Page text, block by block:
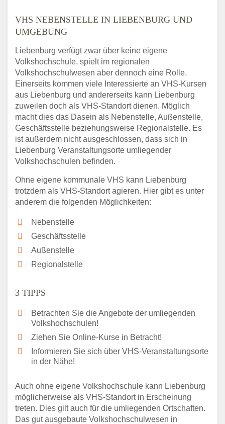
VHS NEBENSTELLE IN LIEBENBURG UND
UMGEBUNG
Liebenburg verfügt zwar über keine eigene
Volkshochschule, spielt im regionalen
Volkshochschulwesen aber dennoch eine Rolle.
Einerseits kommen viele Interessierte an VHS-Kursen
aus Liebenburg und andererseits kann Liebenburg
zuweilen doch als VHS-Standort dienen. Möglich
macht dies das Dasein als Nebenstelle, Außenstelle,
Geschäftsstelle beziehungsweise Regionalstelle. Es
ist außerdem nicht ausgeschlossen, dass sich in
Liebenburg Veranstaltungsorte umliegender
Volkshochschulen befinden.
Ohne eigene kommunale VHS kann Liebenburg
trotzdem als VHS-Standort agieren. Hier gibt es unter
anderem die folgenden Möglichkeiten:
Nebenstelle
Geschäftsstelle
Außenstelle
Regionalstelle
3 TIPPS
Betrachten Sie die Angebote der umliegenden
Volkshochschulen!
Ziehen Sie Online-Kurse in Betracht!
Informieren Sie sich über VHS-Veranstaltungsorte
in der Nähe!
Auch ohne eigene Volkshochschule kann Liebenburg
möglicherweise als VHS-Standort in Erscheinung
treten. Dies gilt auch für die umliegenden Ortschaften.
Das gut ausgebaute Volkshochschulwesen in